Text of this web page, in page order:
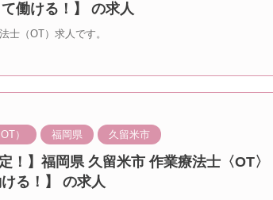
働ける！】 の求人
士（OT）求人です。
） 福岡県 久留米市
！】福岡県 久留米市 作業療法士〈OT
る！】 の求人